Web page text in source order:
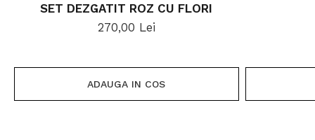
SET DEZGATIT ROZ CU FLORI
270,00 Lei
ADAUGA IN COS